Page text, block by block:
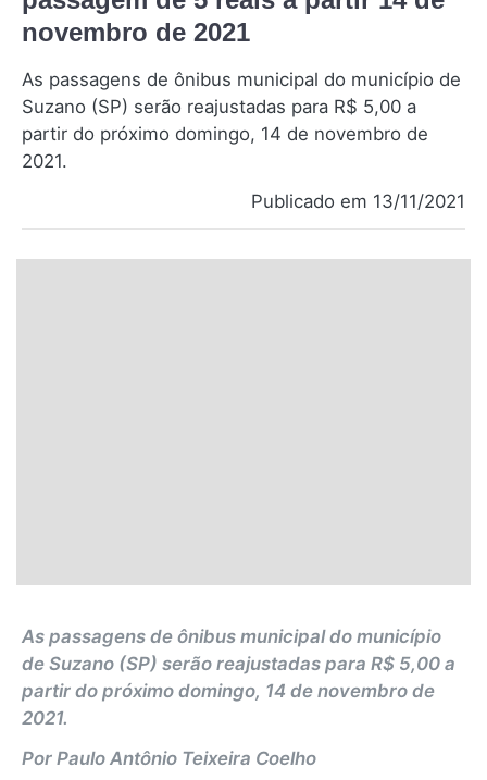
Santa Catarina
Rio Grande do Sul
Centro-Oeste
novembro de 2021
As passagens de ônibus municipal do município de
Suzano (SP) serão reajustadas para R$ 5,00 a
partir do próximo domingo, 14 de novembro de
2021.
Publicado em 13/11/2021
As passagens de ônibus municipal do município
de Suzano (SP) serão reajustadas para R$ 5,00 a
partir do próximo domingo, 14 de novembro de
2021.
Por Paulo Antônio Teixeira Coelho